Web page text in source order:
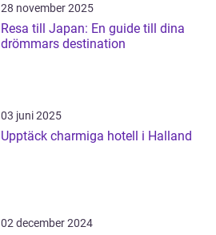
28 november 2025
Resa till Japan: En guide till dina
drömmars destination
03 juni 2025
Upptäck charmiga hotell i Halland
02 december 2024